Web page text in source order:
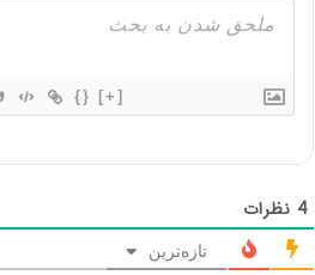
{} [+]
4 نظرات
تازه‌ترین